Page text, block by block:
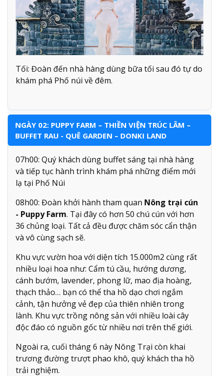
Tối: Đoàn đến nhà hàng dùng bữa tối sau đó tự do
khám phá Phố núi về đêm.
NGÀY 02: PUPPY FARM – THIỀN VIỆN TRÚC LÂM –
BUFFET RAU - QUÊ GARDEN – DONKI LAND
07h00: Quý khách dùng buffet sáng tại nhà hàng
và tiếp tục hành trình khám phá những điểm mới
lạ tại Phố Núi
08h00: Đoàn khởi hành tham quan Nông trại cún
- Puppy Farm. Tại đây có hơn 50 chú cún với hơn
36 chủng loại. Tất cả đều được chăm sóc cẩn thận
và vô cùng sạch sẽ.
Khu vực vườn hoa với diện tích 15.000m2 cùng rất
nhiều loại hoa như: Cẩm tú cầu, hướng dương,
cánh bướm, lavender, phong lữ, mao địa hoàng,
thạch thảo… bạn có thể tha hồ dạo chơi ngắm
cảnh, tận hưởng vẻ đẹp của thiên nhiên trong
lành. Khu vực trồng nông sản với nhiều loài cây
độc đáo có nguồn gốc từ nhiều nơi trên thế giới.
Ngoài ra, cuối tháng 6 này Nông Trại còn khai
trương đường trượt phao khô, quý khách tha hồ
trải nghiệm.